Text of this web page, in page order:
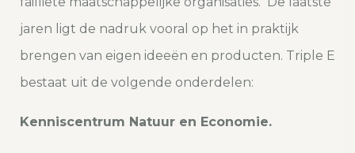
jaren ligt de nadruk vooral op het in praktijk
brengen van eigen ideeën en producten. Triple E
bestaat uit de volgende onderdelen:
Kenniscentrum Natuur en Economie.